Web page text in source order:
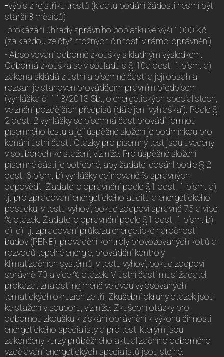
-výpis z rejstříku trestů (k datu podání žádosti nesmí být
starší 3 měsíců)
-prokázání úhrady správního poplatku ve výši 1000 Kč
(za každou ze čtyř možných činností v rámci oprávnění)
- Absolvování odborné zkoušky s kladným výsledkem.
Odborná zkouška se v souladu s § 10a odst. 1 písm. a)
zákona skládá z ústní a písemné části a její obsah a
rozsah je stanoven prováděcím právním předpisem
(vyhláška č. 118/2013 Sb., o energetických specialistech,
ve znění pozdějších předpisů (dále jen “vyhláška“). Podle §
2 odst. 2 vyhlášky se písemná část provádí formou
písemného testu a její úspěšné složení je podmínkou pro
konání ústní části. Otázky pro písemný test jsou uvedeny
v souborech ke stažení, viz níže. Pro úspěšné složení
písemné části je potřebné, aby žadatel dosáhl podle § 2
odst. 6 písm. b) vyhlášky definované % správných
odpovědí. Žadatel o oprávnění podle §1 odst. 1 písm. a),
tj. pro zpracování energetického auditu a energetického
posudku, v testu vyhoví, pokud zodpoví správně 75 a více
% otázek. Žadatel o oprávnění podle §1 odst. 1 písm. b),
c), d), tj. zpracování průkazu energetické náročnosti
budov (PENB), provádění kontroly provozovaných kotlů a
rozvodů tepelné energie, provádění kontroly
klimatizačních systémů, v testu vyhoví, pokud zodpoví
správně 70 a více % otázek. V ústní části musí žadatel
prokázat znalosti nejméně ve dvou vylosovaných
tematických okruzích ze tří. Zkušební okruhy otázek jsou
ke stažení v souboru, viz níže. Zkušební otázky pro
odbornou zkoušku k získání oprávnění k výkonu činnosti
energetického specialisty a pro test, kterým jsou
zakončeny kurzy průběžného aktualizačního odborného
vzdělávání energetických specialistů jsou stejné.